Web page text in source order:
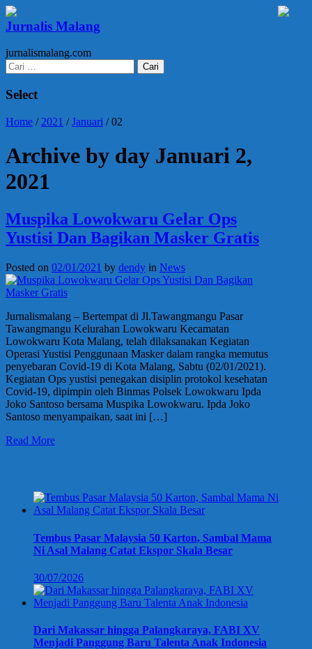
Jurnalis Malang
jurnalismalang.com
Cari
untuk:
Select
Home / 2021 /Januari /02
Archive by day Januari 2,
2021
Muspika Lowokwaru Gelar Ops
Yustisi Dan Bagikan Masker Gratis
Posted on 02/01/2021 by dendy in News
Jurnalismalang – Bertempat di Jl.Tawangmangu Pasar
Tawangmangu Kelurahan Lowokwaru Kecamatan
Lowokwaru Kota Malang, telah dilaksanakan Kegiatan
Operasi Yustisi Penggunaan Masker dalam rangka memutus
penyebaran Covid-19 di Kota Malang, Sabtu (02/01/2021).
Kegiatan Ops yustisi penegakan disiplin protokol kesehatan
Covid-19, dipimpin oleh Binmas Polsek Lowokwaru Ipda
Joko Santoso bersama Muspika Lowokwaru. Ipda Joko
Santoso menyampaikan, saat ini […]
Read More
Tembus Pasar Malaysia 50 Karton, Sambal Mama
Ni Asal Malang Catat Ekspor Skala Besar
30/07/2026
Dari Makassar hingga Palangkaraya, FABI XV
Menjadi Panggung Baru Talenta Anak Indonesia